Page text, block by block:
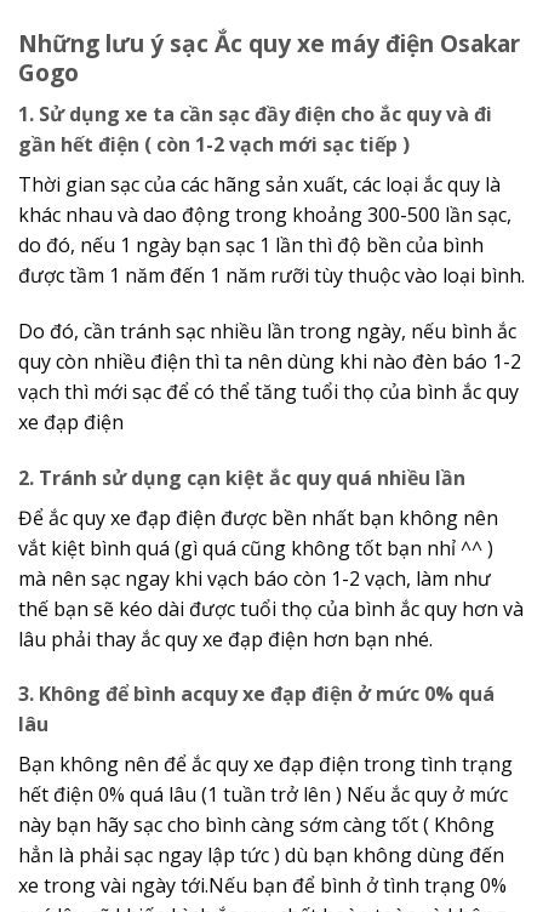
Những lưu ý sạc Ắc quy xe máy điện Osakar
Gogo
1. Sử dụng xe ta cần sạc đầy điện cho ắc quy và đi
gần hết điện ( còn 1-2 vạch mới sạc tiếp )
Thời gian sạc của các hãng sản xuất, các loại ắc quy là
khác nhau và dao động trong khoảng 300-500 lần sạc,
do đó, nếu 1 ngày bạn sạc 1 lần thì độ bền của bình
được tầm 1 năm đến 1 năm rưỡi tùy thuộc vào loại bình.
Do đó, cần tránh sạc nhiều lần trong ngày, nếu bình ắc
quy còn nhiều điện thì ta nên dùng khi nào đèn báo 1-2
vạch thì mới sạc để có thể tăng tuổi thọ của bình ắc quy
xe đạp điện
2. Tránh sử dụng cạn kiệt ắc quy quá nhiều lần
Để ắc quy xe đạp điện được bền nhất bạn không nên
vắt kiệt bình quá (gì quá cũng không tốt bạn nhỉ ^^ )
mà nên sạc ngay khi vạch báo còn 1-2 vạch, làm như
thế bạn sẽ kéo dài được tuổi thọ của bình ắc quy hơn và
lâu phải thay ắc quy xe đạp điện hơn bạn nhé.
3. Không để bình acquy xe đạp điện ở mức 0% quá
lâu
Bạn không nên để ắc quy xe đạp điện trong tình trạng
hết điện 0% quá lâu (1 tuần trở lên ) Nếu ắc quy ở mức
này bạn hãy sạc cho bình càng sớm càng tốt ( Không
hẳn là phải sạc ngay lập tức ) dù bạn không dùng đến
xe trong vài ngày tới.Nếu bạn để bình ở tình trạng 0%